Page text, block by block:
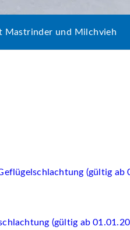
Mastrinder und Milchvieh
(gültig ab
(gültig ab